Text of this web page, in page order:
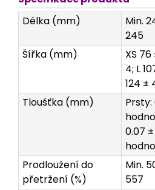
Délka (mm)
Min.
245
Šířka (mm)
XS
4; L
124 ±
Tloušťka (mm)
0.07
Prodloužení do
přetržení (%)
Min.
557